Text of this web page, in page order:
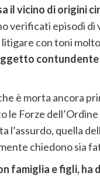
il vicino di origini
verificati episodi di
con toni
è morta ancora
le Forze
quella
chiedono sia
famiglia e figli,